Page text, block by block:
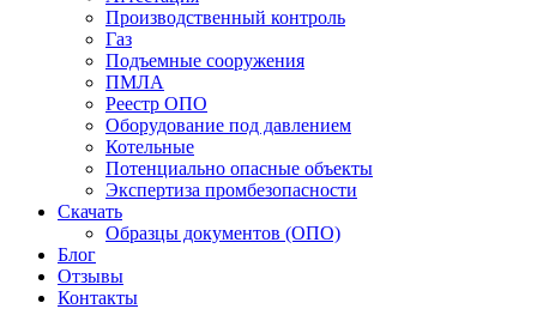
Производственный контроль
Газ
Подъемные сооружения
ПМЛА
Реестр ОПО
Оборудование под давлением
Котельные
Потенциально опасные объекты
Экспертиза промбезопасности
Скачать
Образцы документов (ОПО)
Блог
Отзывы
Контакты